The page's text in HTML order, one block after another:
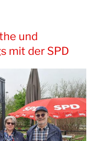
und
mit der SPD